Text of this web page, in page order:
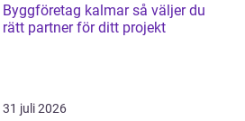
Byggföretag kalmar så väljer du
rätt partner för ditt projekt
31 juli 2026